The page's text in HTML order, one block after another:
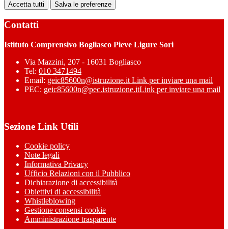
Accetta tutti Salva le preferenze
Contatti
Istituto Comprensivo Bogliasco Pieve Ligure Sori
Via Mazzini, 207 - 16031 Bogliasco
Tel: 010 3471494
Email: geic85600n@istruzione.it Link per inviare una mail
PEC: geic85600n@pec.istruzione.itLink per inviare una mail
Sezione Link Utili
Cookie policy
Note legali
Informativa Privacy
Ufficio Relazioni con il Pubblico
Dichiarazione di accessibilità
Obiettivi di accessibilità
Whistleblowing
Gestione consensi cookie
Amministrazione trasparente